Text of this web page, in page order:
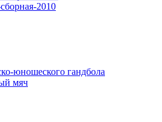
2010
юношеского гандбола
мяч